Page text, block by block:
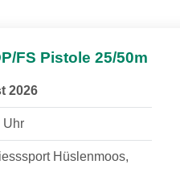
FS Pistole 25/50m
2026
Uhr
Hüslenmoos,